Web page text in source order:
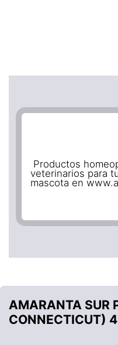
Productos
veterinarios para
mascota en
AMARANTA SUR
CONNECTICUT)